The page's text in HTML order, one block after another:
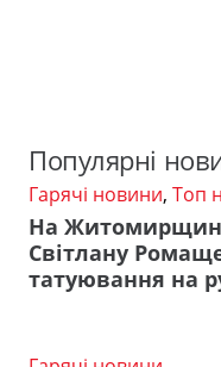
Популярні
Гарячі новини, Топ
На
Світлану
татуювання на